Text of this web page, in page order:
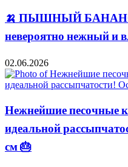
🍌 ПЫШНЫЙ
невероятно нежный и
02.06.2026
Нежнейшие песочные
идеальной
см 🎂